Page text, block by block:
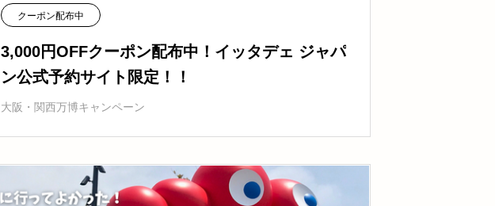
クーポン配布中
3,000円OFFクーポン配布中！イッタデェ ジャパ
ン公式予約サイト限定！！
大阪・関西万博キャンペーン